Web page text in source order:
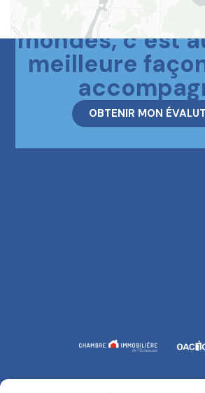
Le meilleur
mondes, c’est
meilleure
OBTENIR MON